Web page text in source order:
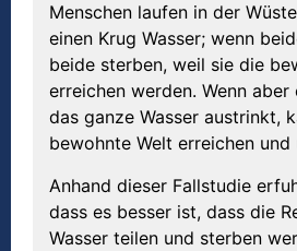
Menschen laufen in der
einen Krug Wasser; wenn
beide sterben, weil sie die
erreichen werden. Wenn aber
das ganze Wasser austrinkt,
bewohnte Welt erreichen und
Anhand dieser Fallstudie
dass es besser ist, dass die
Wasser teilen und sterben